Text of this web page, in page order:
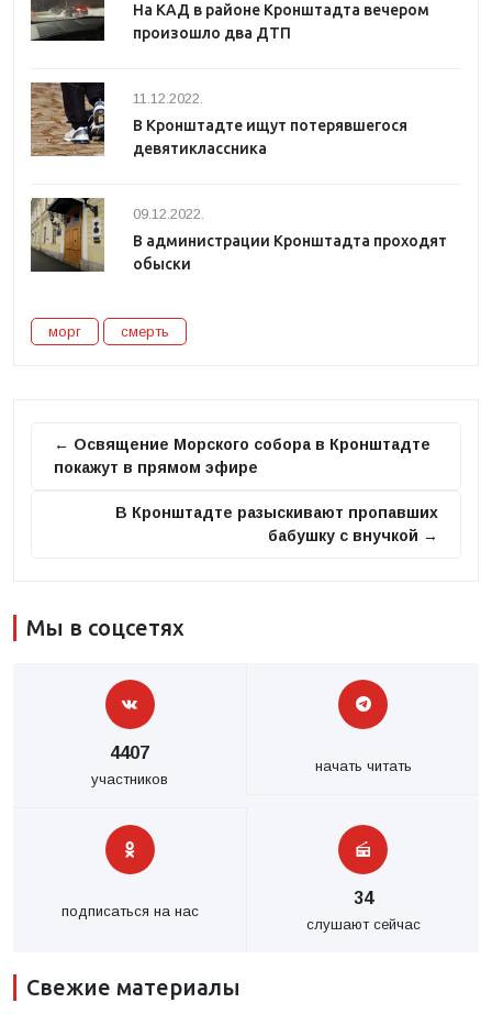
На КАД в районе Кронштадта вечером
произошло два ДТП
11.12.2022.
В Кронштадте ищут потерявшегося
девятиклассника
09.12.2022.
В администрации Кронштадта проходят
обыски
морг смерть
← Освящение Морского собора в Кронштадте
покажут в прямом эфире
В Кронштадте разыскивают пропавших
бабушку с внучкой →
Мы в соцсетях
4407
участников
начать читать
подписаться на нас
34
слушают сейчас
Свежие материалы